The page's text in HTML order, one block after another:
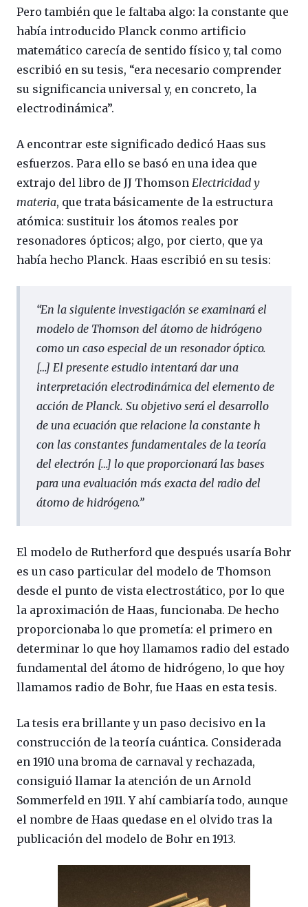
Pero también que le faltaba algo: la constante que
había introducido Planck conmo artificio
matemático carecía de sentido físico y, tal como
escribió en su tesis, “era necesario comprender
su significancia universal y, en concreto, la
electrodinámica”.
A encontrar este significado dedicó Haas sus
esfuerzos. Para ello se basó en una idea que
extrajo del libro de JJ Thomson Electricidad y
materia, que trata básicamente de la estructura
atómica: sustituir los átomos reales por
resonadores ópticos; algo, por cierto, que ya
había hecho Planck. Haas escribió en su tesis:
“En la siguiente investigación se examinará el
modelo de Thomson del átomo de hidrógeno
como un caso especial de un resonador óptico.
[…] El presente estudio intentará dar una
interpretación electrodinámica del elemento de
acción de Planck. Su objetivo será el desarrollo
de una ecuación que relacione la constante h
con las constantes fundamentales de la teoría
del electrón […] lo que proporcionará las bases
para una evaluación más exacta del radio del
átomo de hidrógeno.”
El modelo de Rutherford que después usaría Bohr
es un caso particular del modelo de Thomson
desde el punto de vista electrostático, por lo que
la aproximación de Haas, funcionaba. De hecho
proporcionaba lo que prometía: el primero en
determinar lo que hoy llamamos radio del estado
fundamental del átomo de hidrógeno, lo que hoy
llamamos radio de Bohr, fue Haas en esta tesis.
La tesis era brillante y un paso decisivo en la
construcción de la teoría cuántica. Considerada
en 1910 una broma de carnaval y rechazada,
consiguió llamar la atención de un Arnold
Sommerfeld en 1911. Y ahí cambiaría todo, aunque
el nombre de Haas quedase en el olvido tras la
publicación del modelo de Bohr en 1913.